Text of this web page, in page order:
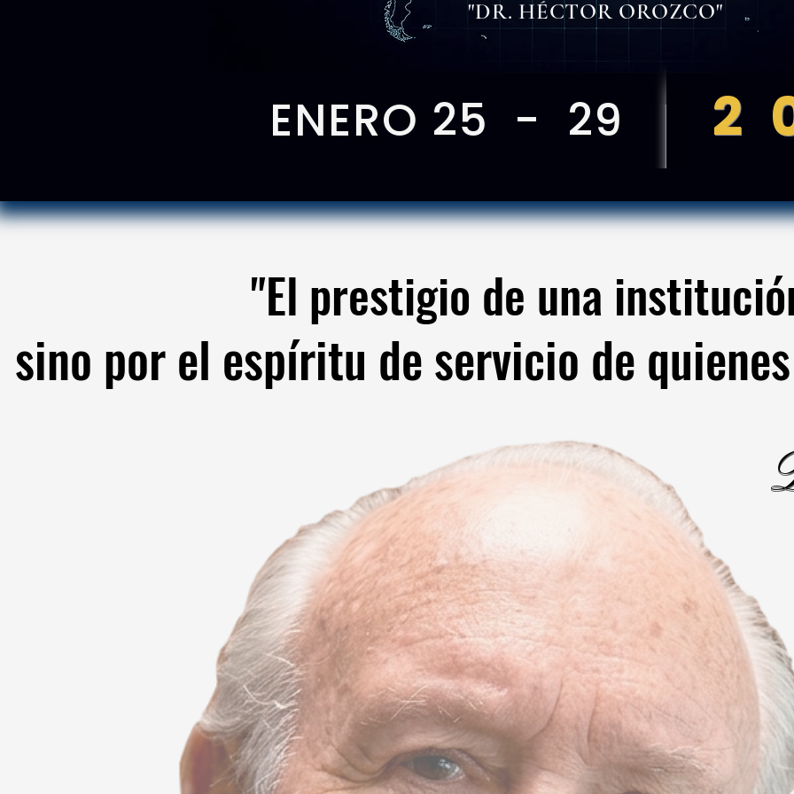
"DR. HÉCTOR OROZCO"
ENERO 25 - 29 2
"El prestigio de una
"El prestigio de una
sino por el espíritu de servicio de
sino por el espíritu de servicio de